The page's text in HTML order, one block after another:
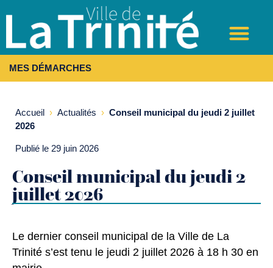
MES DÉMARCHES
Accueil › Actualités › Conseil municipal du jeudi 2 juillet
2026
Publié le 29 juin 2026
Conseil municipal du jeudi 2
juillet 2026
Le dernier conseil municipal de la Ville de La
Trinité s’est tenu le jeudi 2 juillet 2026 à 18 h 30 en